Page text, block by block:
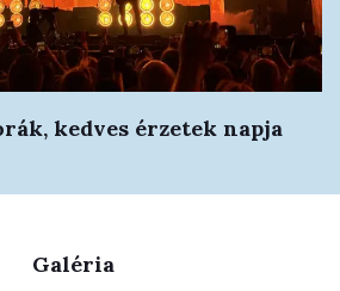
kedves érzetek napja
Galéria